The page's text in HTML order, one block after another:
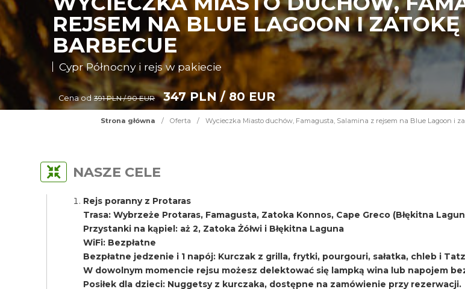
REJSEM NA BLUE LAGOON I
BARBECUE
Cypr Północny i rejs w pakiecie
Cena od 391 PLN / 90 EUR 347 PLN / 80 EUR
Strona główna / Oferta / Wycieczka Miasto duchów, Famagusta, Salamina z rejsem na Blue Lagoon i
NASZE CELE
Rejs poranny z Protaras
Trasa: Wybrzeże Protaras, Famagusta, Zatoka Konnos, Cape Greco (Błękitna
Przystanki na kąpiel: aż 2, Zatoka Żółwi i Błękitna Laguna
WiFi: Bezpłatne
Bezpłatne jedzenie i 1 napój: Kurczak z grilla, frytki, pourgouri, sałatka, chleb i
W dowolnym momencie rejsu możesz delektować się lampką wina lub napojem
Posiłek dla dzieci: Nuggetsy z kurczaka, dostępne na zamówienie przy rezerwacji.